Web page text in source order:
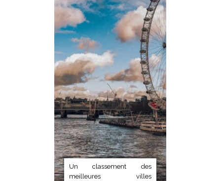
Un classement des
meilleures villes